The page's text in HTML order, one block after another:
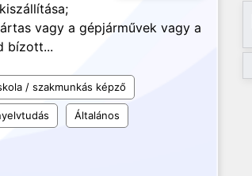
vagy a gépjárművek vagy a
bízott...
/ szakmunkás képző
Általános